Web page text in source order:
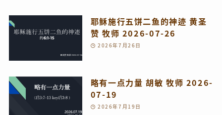
耶稣施行五饼二鱼的神迹 黄圣
赞 牧师 2026-07-26
2026年7月26日
略有一点力量 胡敏 牧师 2026-
07-19
2026年7月19日